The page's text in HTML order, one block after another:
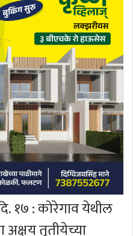
१७ : कोरेगाव येथील
अक्षय तृतीयेच्या